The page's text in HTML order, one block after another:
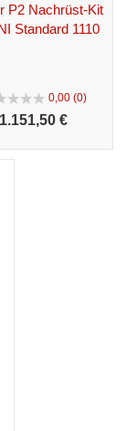
P2 Nachrüst-Kit
Standard 1110
0,00 (0)
1.151,50 €